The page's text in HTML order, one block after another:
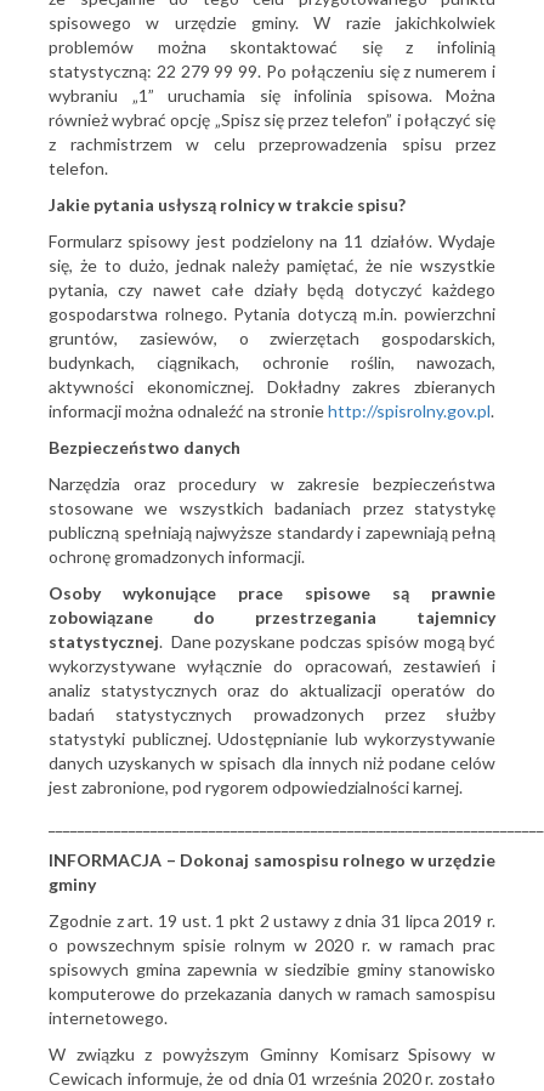
spisowego w urzędzie gminy. W razie jakichkolwiek
problemów można skontaktować się z infolinią
statystyczną: 22 279 99 99. Po połączeniu się z numerem i
wybraniu „1” uruchamia się infolinia spisowa. Można
również wybrać opcję „Spisz się przez telefon” i połączyć się
z rachmistrzem w celu przeprowadzenia spisu przez
telefon.
Jakie pytania usłyszą rolnicy w trakcie spisu?
Formularz spisowy jest podzielony na 11 działów. Wydaje
się, że to dużo, jednak należy pamiętać, że nie wszystkie
pytania, czy nawet całe działy będą dotyczyć każdego
gospodarstwa rolnego. Pytania dotyczą m.in. powierzchni
gruntów, zasiewów, o zwierzętach gospodarskich,
budynkach, ciągnikach, ochronie roślin, nawozach,
aktywności ekonomicznej. Dokładny zakres zbieranych
informacji można odnaleźć na stroniehttp://spisrolny.gov.pl.
Bezpieczeństwo danych
Narzędzia oraz procedury w zakresie bezpieczeństwa
stosowane we wszystkich badaniach przez statystykę
publiczną spełniają najwyższe standardy i zapewniają pełną
ochronę gromadzonych informacji.
Osoby wykonujące prace spisowe są prawnie
zobowiązane do przestrzegania tajemnicy
statystycznej. Dane pozyskane podczas spisów mogą być
wykorzystywane wyłącznie do opracowań, zestawień i
analiz statystycznych oraz do aktualizacji operatów do
badań statystycznych prowadzonych przez służby
statystyki publicznej. Udostępnianie lub wykorzystywanie
danych uzyskanych w spisach dla innych niż podane celów
jest zabronione, pod rygorem odpowiedzialności karnej.
INFORMACJA – Dokonaj samospisu rolnego w urzędzie
gminy
Zgodnie z art. 19 ust. 1 pkt 2 ustawy z dnia 31 lipca 2019 r.
o powszechnym spisie rolnym w 2020 r. w ramach prac
spisowych gmina zapewnia w siedzibie gminy stanowisko
komputerowe do przekazania danych w ramach samospisu
internetowego.
W związku z powyższym Gminny Komisarz Spisowy w
Cewicach informuje, że od dnia 01 września 2020 r. zostało